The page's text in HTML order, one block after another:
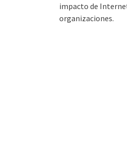
impacto de
organizaciones.